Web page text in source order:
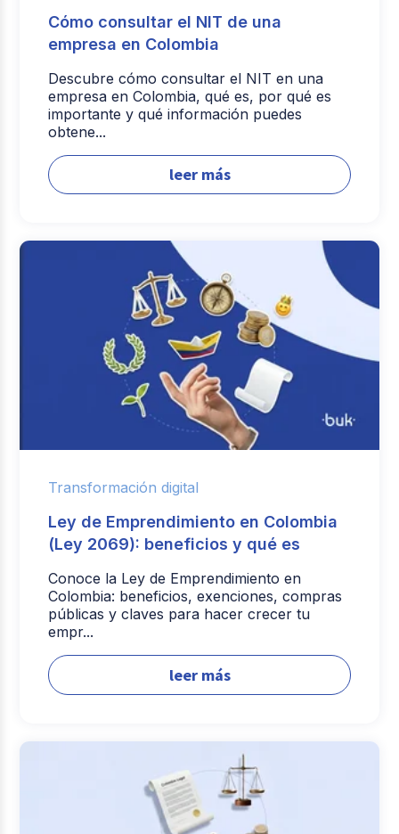
Cómo consultar el NIT de una
empresa en Colombia
Descubre cómo consultar el NIT en una
empresa en Colombia, qué es, por qué es
importante y qué información puedes
obtene...
leer más
Transformación digital
Ley de Emprendimiento en Colombia
(Ley 2069): beneficios y qué es
Conoce la Ley de Emprendimiento en
Colombia: beneficios, exenciones, compras
públicas y claves para hacer crecer tu
empr...
leer más